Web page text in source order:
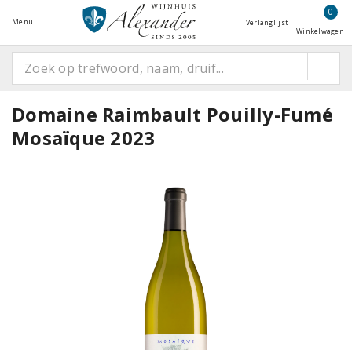
Menu Verlanglijst
0
Winkelwagen
Domaine Raimbault Pouilly-Fumé
Mosaïque 2023